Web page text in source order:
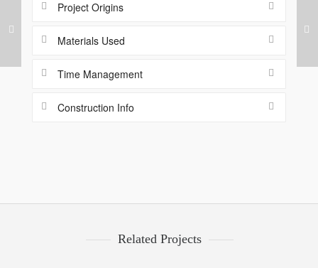
Project Origins
Materials Used
Time Management
Construction Info
Related Projects